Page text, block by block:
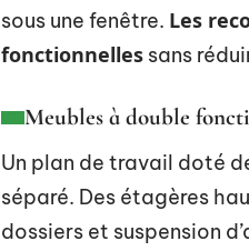
sous une fenêtre. Les
fonctionnelles sans
Meubles à double
Un plan de travail doté
séparé. Des étagères
dossiers et suspension